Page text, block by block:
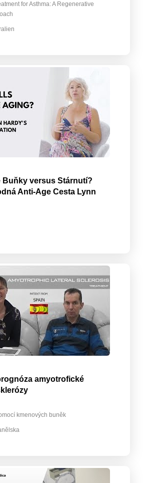
for Asthma: A Regenerative
Buňky versus Stárnutí?
Anti-Age Cesta Lynn
amyotrofické
kmenových buněk